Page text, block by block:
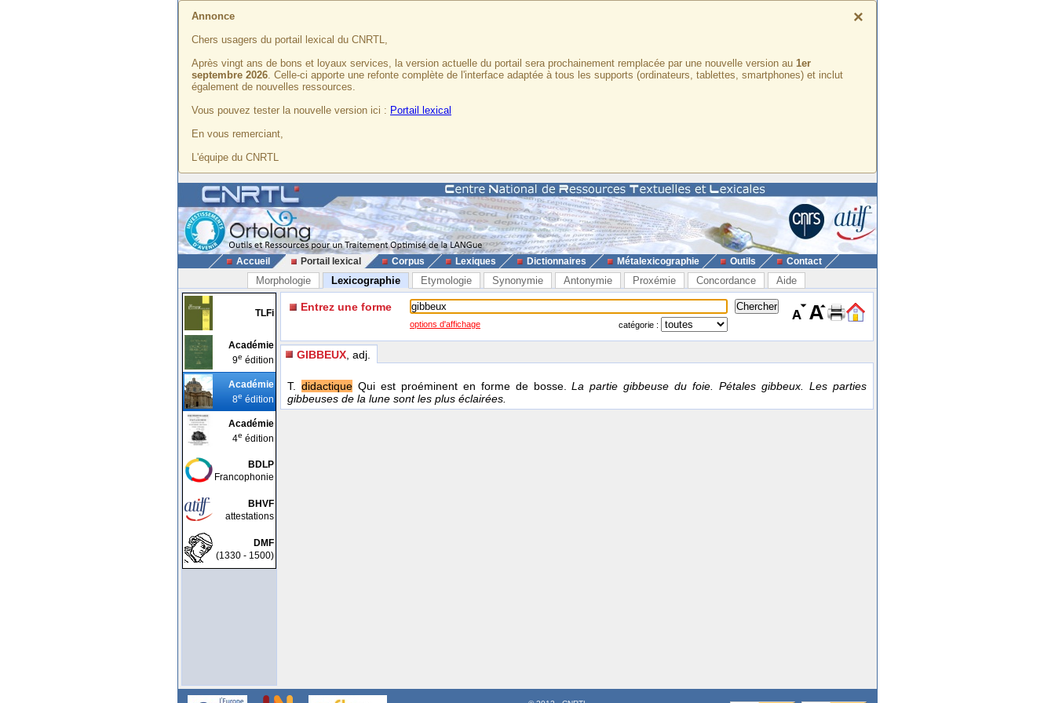
×
Annonce
Chers usagers du portail lexical du CNRTL,
Après vingt ans de bons et loyaux services, la version actuelle du portail sera prochainement remplacée par une nouvelle version au 1er
septembre 2026. Celle-ci apporte une refonte complète de l'interface adaptée à tous les supports (ordinateurs, tablettes, smartphones) et inclut
également de nouvelles ressources.
Vous pouvez tester la nouvelle version ici : Portail lexical
En vous remerciant,
L'équipe du CNRTL
Accueil Portail lexical Corpus Lexiques Dictionnaires Métalexicographie Outils Contact
Morphologie Lexicographie Etymologie Synonymie Antonymie Proxémie Concordance Aide
TLFi
Académie
9e édition
Académie
8e édition
Académie
4e édition
BDLP
Francophonie
BHVF
attestations
DMF
(1330 - 1500)
Entrez une forme
options d'affichage catégorie :
GIBBEUX , adj.
T. didactiqueQui est proéminent en forme de bosse.La partie gibbeuse du foie. Pétales gibbeux. Les parties
gibbeuses de la lune sont les plus éclairées.